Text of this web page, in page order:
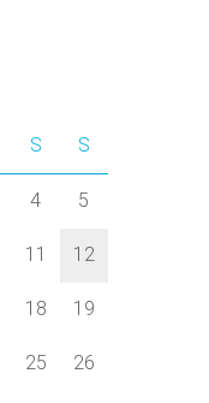
S S
4 5
11 12
18 19
25 26